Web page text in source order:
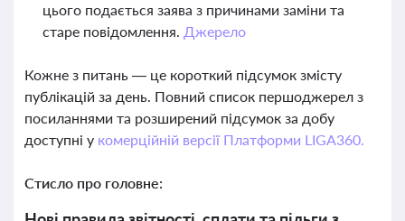
цього подається заява з причинами заміни та
старе повідомлення. Джерело
Кожне з питань — це короткий підсумок змісту
публікацій за день. Повний список першоджерел з
посиланнями та розширений підсумок за добу
доступні у комерційній версії Платформи LIGA360.
Стисло про головне: